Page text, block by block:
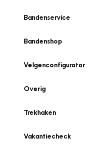
Bandenservice
Bandenshop
Velgenconfigurator
Overig
Trekhaken
Vakantiecheck